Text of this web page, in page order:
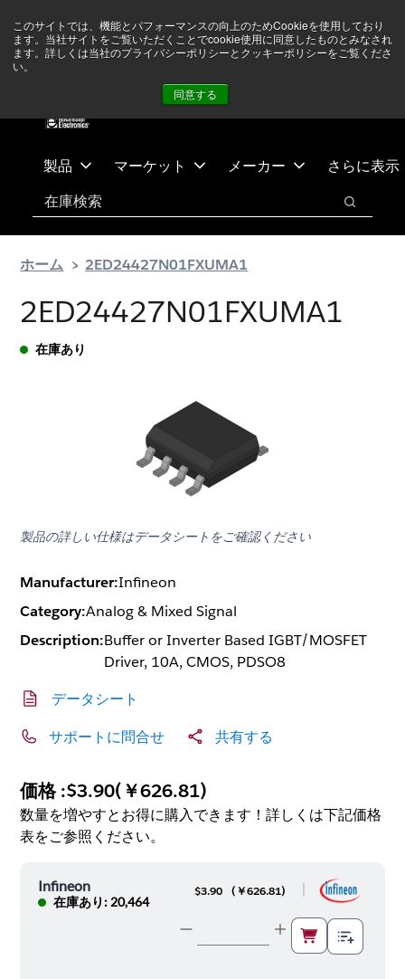
このサイトでは、機能とパフォーマンスの向上のためCookieを使用しており
ます。当社サイトをご覧いただくことでcookie使用に同意したものとみなされ
ます。詳しくは当社のプライバシーポリシーとクッキーポリシーをご覧くださ
い。
同意する
テ
ス
ありません 詳しい情報はこちら➜
製品 マーケット メーカー さらに表示
検索
検索
ホーム 2ED24427N01FXUMA1
2ED24427N01FXUMA1
在庫あり
製品の詳しい仕様はデータシートをご確認ください
Manufacturer:Infineon
Category:Analog & Mixed Signal
Description:Buffer or Inverter Based IGBT/MOSFET
Driver, 10A, CMOS, PDSO8
データシート
サポートに問合せ 共有する
価格 :$3.90(￥626.81)
数量を増やすとお得に購入できます！詳しくは下記価格
表をご参照ください。
Infineon
在庫あり: 20,464
$3.90 ( ￥626.81)